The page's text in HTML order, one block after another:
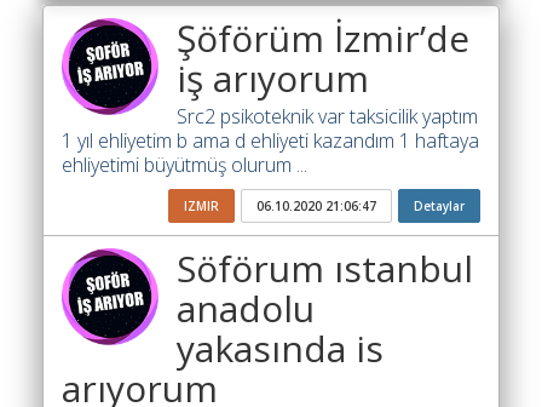
Şartname
Karşılaştırma
Robotu
Masaüstü
Maliyet
Programı
Hesaplama
Akaryakıt
Fiyatları
İhale
Şöförüm İzmir’de
iş arıyorum
Src2 psikoteknik var taksicilik yaptım
1 yıl ehliyetim b ama d ehliyeti kazandım 1 haftaya
ehliyetimi büyütmüş olurum ...
IZMIR 06.10.2020 21:06:47 Detaylar
Söförum ıstanbul
anadolu
yakasında is
arıyorum